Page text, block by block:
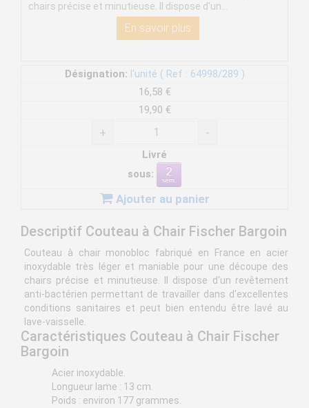
chairs précise et minutieuse. Il dispose d'un...
En savoir plus
Désignation: l'unité ( Ref : 64998/289 )
16,58 €
19,90 €
+ -
Livré
sous:
Ajouter au panier
Descriptif Couteau à Chair Fischer Bargoin
Couteau à chair monobloc fabriqué en France en acier
inoxydable très léger et maniable pour une découpe des
chairs précise et minutieuse. Il dispose d'un revêtement
anti-bactérien permettant de travailler dans d'excellentes
conditions sanitaires et peut bien entendu être lavé au
lave-vaisselle.
Caractéristiques Couteau à Chair Fischer
Bargoin
Acier inoxydable.
Longueur lame : 13 cm.
Poids : environ 177 grammes.